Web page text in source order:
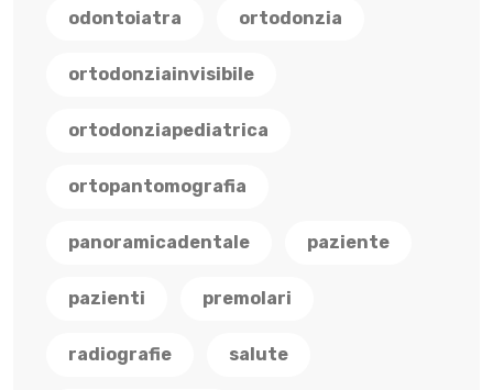
odontoiatra ortodonzia
ortodonziainvisibile
ortodonziapediatrica
ortopantomografia
panoramicadentale paziente
pazienti premolari
radiografie salute